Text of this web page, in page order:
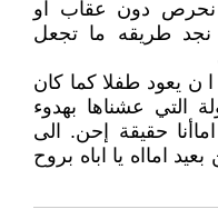
نحرص دون عقاب او
طريقه ما تجعل
ن يعود طفلا كما كان
التي عشناها بهدوء
حقيقة إحن. الى
امااه يا اباه بروح